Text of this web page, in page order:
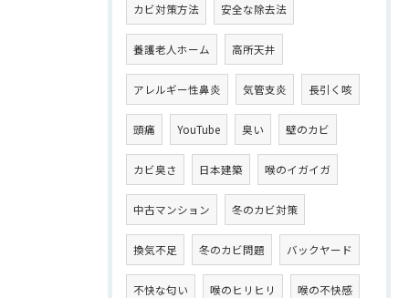
カビ対策方法 安全な除去法
養護老人ホーム 高所天井
アレルギー性鼻炎 気管支炎 長引く咳
頭痛 YouTube 臭い 壁のカビ
カビ臭さ 日本建築 喉のイガイガ
中古マンション 冬のカビ対策
換気不足 冬のカビ問題 バックヤード
不快な匂い 喉のヒリヒリ 喉の不快感